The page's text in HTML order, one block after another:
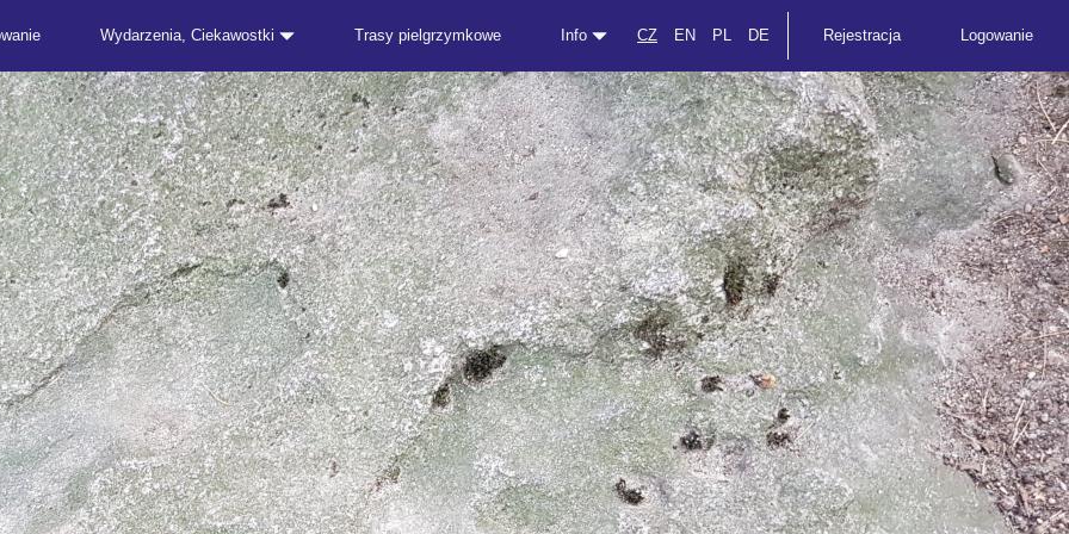
Wydarzenia, Ciekawostki Trasy pielgrzymkowe Info CZ EN PL DE Rejestracja Logowanie